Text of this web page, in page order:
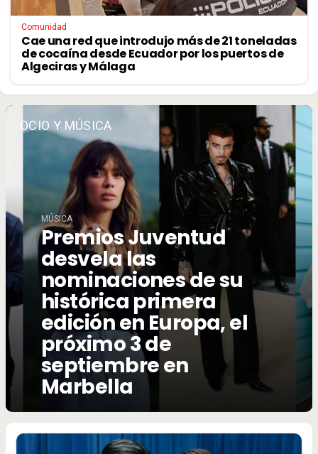
Comunidad
Cae una red que introdujo más de 21 toneladas
de cocaína desde Ecuador por los puertos de
Algeciras y Málaga
OCIO Y MÚSICA
MÚSICA
Premios Juventud
desvela las
nominaciones de su
histórica primera
edición en Europa, el
próximo 3 de
septiembre en
Marbella